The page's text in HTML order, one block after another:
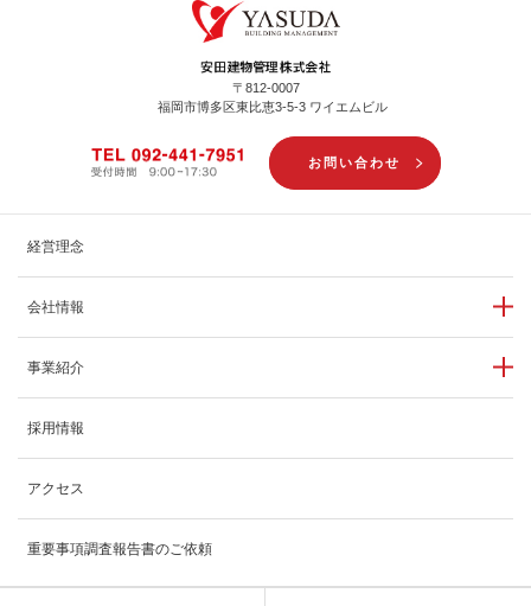
〒812-0007
福岡市博多区東比恵3-5-3 ワイエムビル
お問い合わせ
経営理念
会社情報
事業紹介
採用情報
アクセス
重要事項調査報告書のご依頼